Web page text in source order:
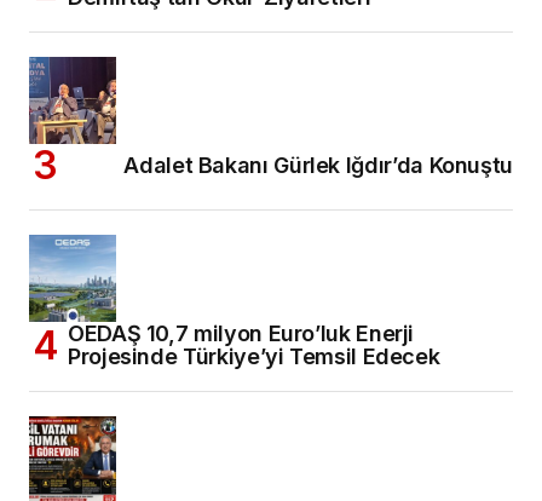
Adalet Bakanı Gürlek Iğdır’da Konuştu
OEDAŞ 10,7 milyon Euro’luk Enerji
Projesinde Türkiye’yi Temsil Edecek